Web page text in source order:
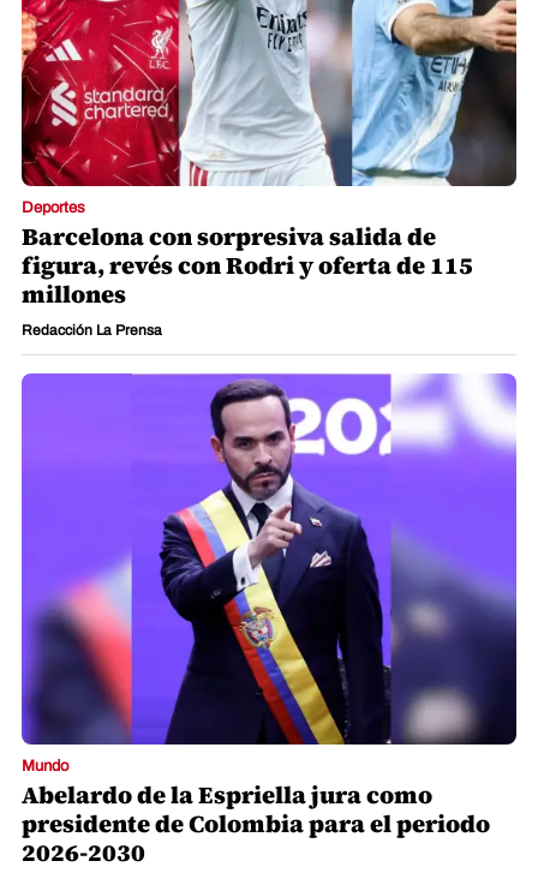
Deportes
Barcelona con sorpresiva salida de
figura, revés con Rodri y oferta de 115
millones
Redacción La Prensa
Mundo
Abelardo de la Espriella jura como
presidente de Colombia para el periodo
2026-2030